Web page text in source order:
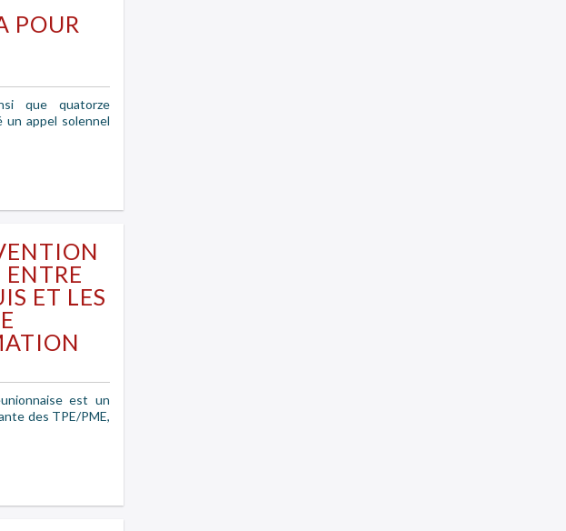
POUR
que quatorze
un appel solennel
ET LES
est un
des TPE/PME,